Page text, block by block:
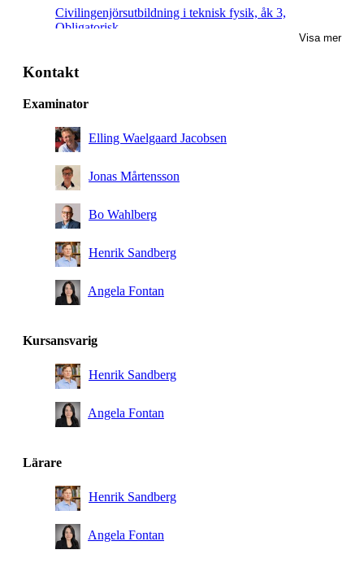
Civilingenjörsutbildning i teknisk fysik, åk 3,
Obligatorisk
Visa mer
Kontakt
Examinator
Elling Waelgaard Jacobsen
Jonas Mårtensson
Bo Wahlberg
Henrik Sandberg
Angela Fontan
Kursansvarig
Henrik Sandberg
Angela Fontan
Lärare
Henrik Sandberg
Angela Fontan